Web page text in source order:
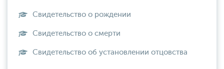
Свидетельство о рождении
Свидетельство о смерти
Свидетельство об установлении отцовства